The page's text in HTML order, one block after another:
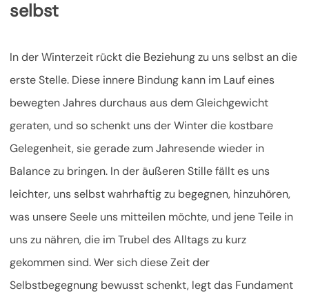
selbst
In der Winterzeit rückt die Beziehung zu uns selbst an die
erste Stelle. Diese innere Bindung kann im Lauf eines
bewegten Jahres durchaus aus dem Gleichgewicht
geraten, und so schenkt uns der Winter die kostbare
Gelegenheit, sie gerade zum Jahresende wieder in
Balance zu bringen. In der äußeren Stille fällt es uns
leichter, uns selbst wahrhaftig zu begegnen, hinzuhören,
was unsere Seele uns mitteilen möchte, und jene Teile in
uns zu nähren, die im Trubel des Alltags zu kurz
gekommen sind. Wer sich diese Zeit der
Selbstbegegnung bewusst schenkt, legt das Fundament